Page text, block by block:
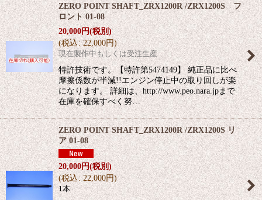
ZERO POINT SHAFT_ZRX1200R /ZRX1200S フ
ロント 01-08
20,000円(税別)
(税込: 22,000円)
現在製作中もしくは受注生産
特許技術です。【特許第5474149】 純正品に比べ
摩擦係数が半減!!エンジン停止中の取り回しが楽
になります。 詳細は、http://www.peo.nara.jpまで
在庫を確保すべく努…
ZERO POINT SHAFT_ZRX1200R /ZRX1200S リ
ア 01-08
20,000円(税別)
(税込: 22,000円)
1本